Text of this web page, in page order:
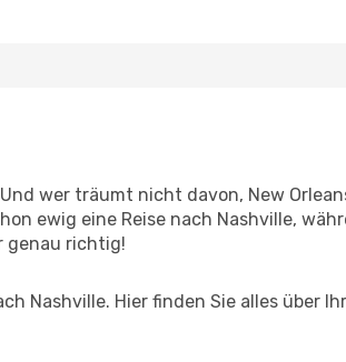
wer träumt nicht davon, New
ewig eine Reise nach Nashville,
genau richtig!
Nashville. Hier finden Sie alles über